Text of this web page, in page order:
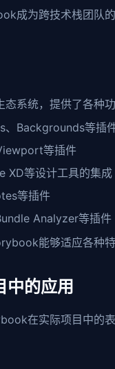
成为跨技术栈团队
系统，提供了各种
、Backgrounds等插
等插件
XD等设计工具的集成
等插件
Analyzer等插件
能够适应各种
的应用
在实际项目中的